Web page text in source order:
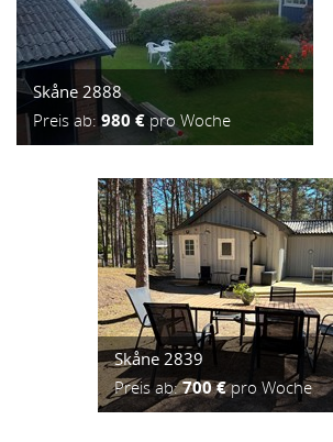
Skåne 2888
Preis ab: 980 € pro Woche
Skåne 2839
Preis ab:700 €pro Woche